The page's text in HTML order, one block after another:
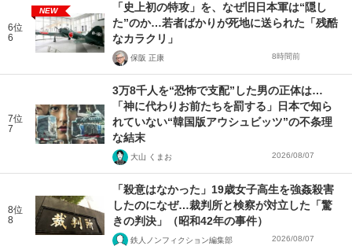
6位
6
NEW
「史上初の特攻」を、なぜ旧日本軍は“隠し
た”のか…若者ばかりが死地に送られた「残酷
なカラクリ」
保阪 正康 8時間前
7位
7
3万8千人を“恐怖で支配”した男の正体は…
「神に代わりお前たちを罰する」日本で知ら
れていない“韓国版アウシュビッツ”の不条理
な結末
大山 くまお 2026/08/07
8位
8
「殺意はなかった」19歳女子高生を強姦殺害
したのになぜ…裁判所と検察が対立した「驚
きの判決」（昭和42年の事件）
鉄人ノンフィクション編集部 2026/08/07